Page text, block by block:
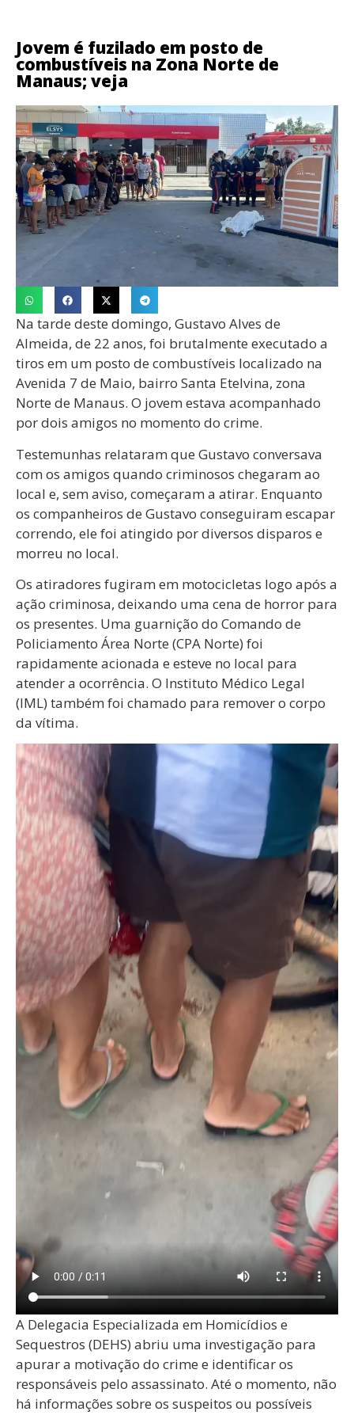
Jovem é fuzilado em posto de
combustíveis na Zona Norte de
Manaus; veja
Na tarde deste domingo, Gustavo Alves de
Almeida, de 22 anos, foi brutalmente executado a
tiros em um posto de combustíveis localizado na
Avenida 7 de Maio, bairro Santa Etelvina, zona
Norte de Manaus. O jovem estava acompanhado
por dois amigos no momento do crime.
Testemunhas relataram que Gustavo conversava
com os amigos quando criminosos chegaram ao
local e, sem aviso, começaram a atirar. Enquanto
os companheiros de Gustavo conseguiram escapar
correndo, ele foi atingido por diversos disparos e
morreu no local.
Os atiradores fugiram em motocicletas logo após a
ação criminosa, deixando uma cena de horror para
os presentes. Uma guarnição do Comando de
Policiamento Área Norte (CPA Norte) foi
rapidamente acionada e esteve no local para
atender a ocorrência. O Instituto Médico Legal
(IML) também foi chamado para remover o corpo
da vítima.
A Delegacia Especializada em Homicídios e
Sequestros (DEHS) abriu uma investigação para
apurar a motivação do crime e identificar os
responsáveis pelo assassinato. Até o momento, não
há informações sobre os suspeitos ou possíveis